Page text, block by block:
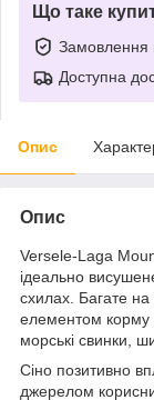
Що таке
Замовлення
Доступна
Опис
Опис
Versele-Laga
ідеально
схилах. Багате на
елементом корму
морські свинки,
Сіно позитивно
джерелом